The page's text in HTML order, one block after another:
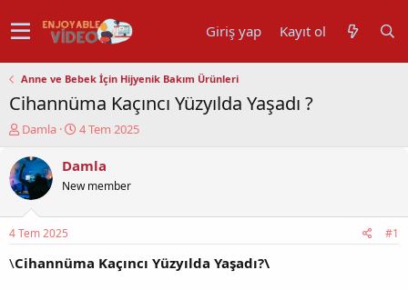
Giriş yap Kayıt ol
Anne ve Bebek İçin Hijyenik Bakım Ürünleri
Cihannüma Kaçıncı Yüzyılda Yaşadı ?
K
n
u
y
b
a
ş
Damla
B
ş
a
ç
4 Tem 2025
Damla
New member
4 Tem 2025 #1
\Cihannüma Kaçıncı Yüzyılda Yaşadı?\